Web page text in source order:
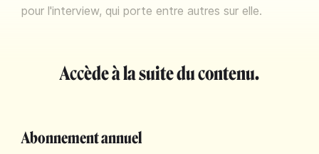
pour l'interview, qui porte entre autres sur elle.
Accède à la suite du contenu.
Abonnement annuel